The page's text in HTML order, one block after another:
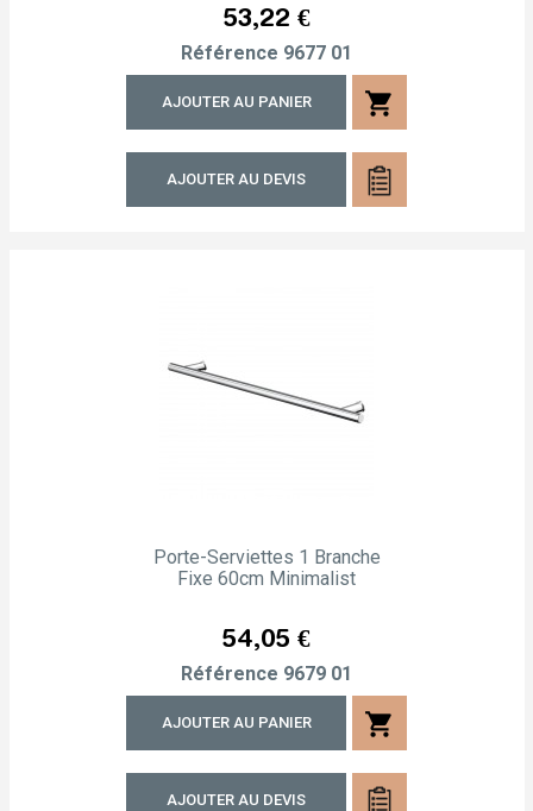
Prix
53,22 €
Référence 9677 01
AJOUTER AU PANIER shopping_cart
AJOUTER AU DEVIS
Porte-Serviettes 1 Branche
Fixe 60cm Minimalist
Prix
54,05 €
Référence 9679 01
AJOUTER AU PANIER shopping_cart
AJOUTER AU DEVIS